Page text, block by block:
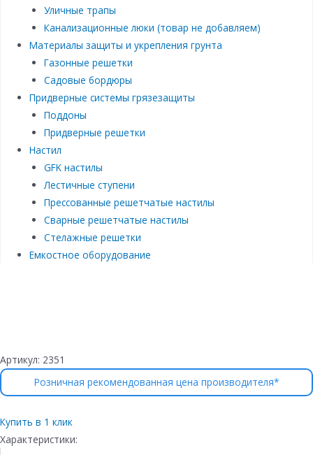
Уличные трапы
Канализационные люки (товар не добавляем)
Материалы защиты и укрепления грунта
Газонные решетки
Садовые бордюры
Придверные системы грязезащиты
Поддоны
Придверные решетки
Настил
GFK настилы
Лестичные ступени
Прессованные решетчатые настилы
Сварные решетчатые настилы
Стелажные решетки
Емкостное оборудование
Артикул: 2351
Розничная рекомендованная цена производителя*
Купить в 1 клик
Характеристики: